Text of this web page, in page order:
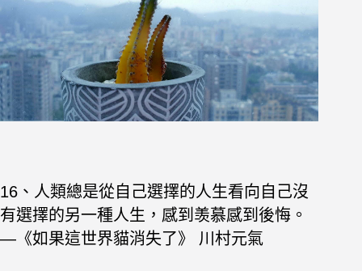
16、人類總是從自己選擇的人生看向自己沒
有選擇的另一種人生，感到羡慕感到後悔。
—《如果這世界貓消失了》 川村元氣